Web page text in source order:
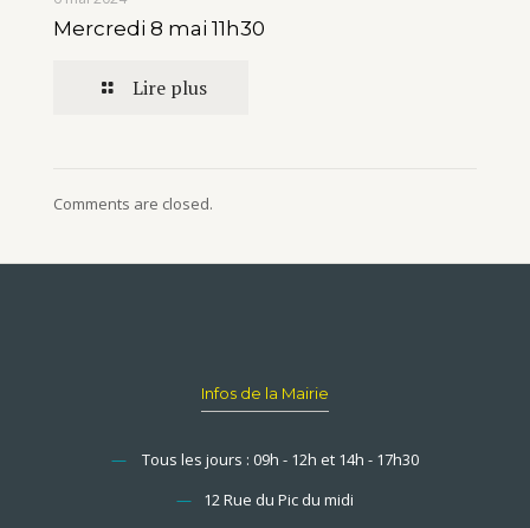
Mercredi 8 mai 11h30
Lire plus
Comments are closed.
Infos de la Mairie
—
Tous les jours : 09h - 12h et 14h - 17h30
—
12 Rue du Pic du midi